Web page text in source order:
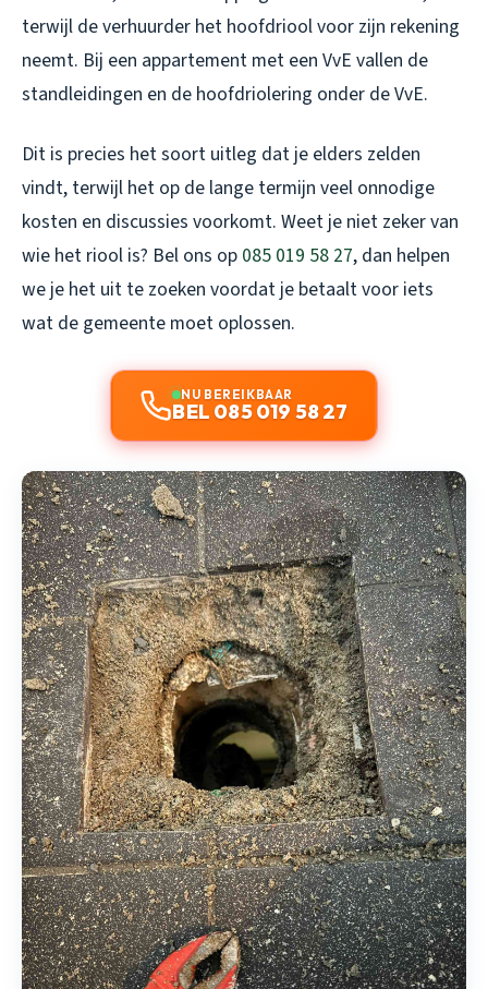
terwijl de verhuurder het hoofdriool voor zijn rekening
neemt. Bij een appartement met een VvE vallen de
standleidingen en de hoofdriolering onder de VvE.
Dit is precies het soort uitleg dat je elders zelden
vindt, terwijl het op de lange termijn veel onnodige
kosten en discussies voorkomt. Weet je niet zeker van
wie het riool is? Bel ons op 085 019 58 27, dan helpen
we je het uit te zoeken voordat je betaalt voor iets
wat de gemeente moet oplossen.
NU BEREIKBAAR
BEL 085 019 58 27